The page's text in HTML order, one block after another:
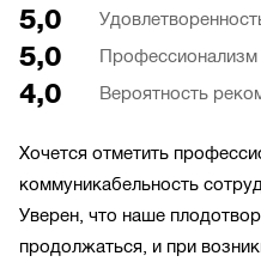
5,0
5,0 Профессионализм
4,0 Вероятность
Хочется отметить
коммуникабельность
Уверен, что наше
продолжаться, и при